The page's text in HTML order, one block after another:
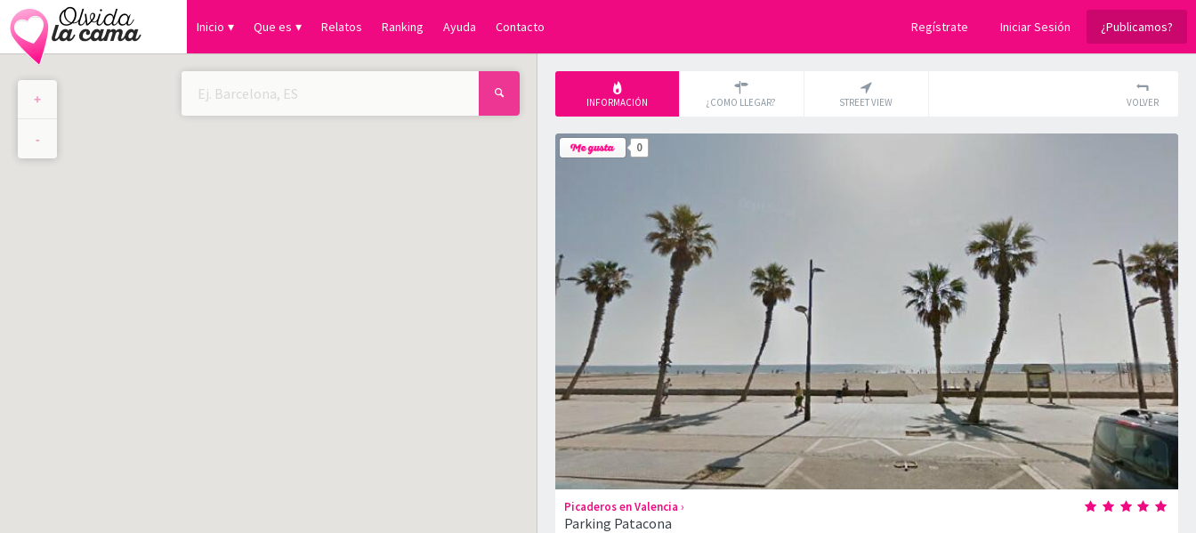
Inicio Que es Relatos Ranking Ayuda Contacto Regístrate Iniciar Sesión ¿Publicamos?
INFORMACIÓN ¿COMO LLEGAR? STREET VIEW VOLVER
0
Picaderos en Valencia ›
Parking Patacona
+
-
×